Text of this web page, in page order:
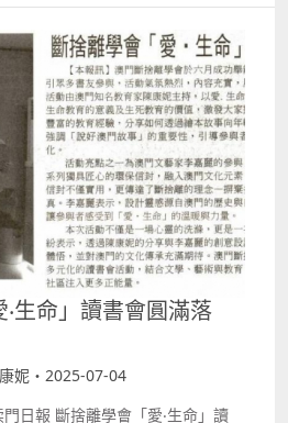
市裡，鷺環海天度假酒店像一顆
。它用最溫柔的方式告訴我們：
奔赴遠方，有時讓身心在熟悉的
晨光與浪聲裡，慢慢釀成詩就是
度假酒店 地址：澳門路環黑沙
2887 1111 了解更多
記得鎖定活動日程，搶先Mark
美食論壇 ldquo;東亞文化之都
一堂，一同探索飲食文化精髓，
獨特風味與故事。 活動交通安排
巴士服務到活動現場，三種路線
駕的朋友可以留意澳門漁人碼頭
關閘口岸 harr; 澳門漁人碼頭
（近澳門廣場） harr; 澳門漁人
假休閒企業（上葡京、永利皇
影滙、威尼斯人酒店及澳門銀
rarr; 澳門漁人碼頭澳門漁人
rarr; 六家綜合度假休閒企業
店、新濠影滙、美獅美高梅、
巴士服務時間日期：2025年7
一至五：1530至2230；週六及
各路線每30分鐘一班今個夏
，共同感受澳門國際美食嘉年華
彰顯其對健康生活的追求，攜手
功舉辦了一場別開生面的
活動，為賓客帶來了一場奢享
當日，天公作美，陽光傾灑在澳
泳池上，波光粼粼，寧靜而美
便踏入由巴賽隆納皇家品牌
造的 ldquo;純淨空氣泡泡艙
淨無污染的空氣中，身心得到深
壓力一掃而空，彷彿卸下了生活
開啟這場療愈之旅。Natura
在巴賽隆納創立以來，一直是
其產品將科學配方與奢華體驗
與明星名流喜愛，此次打造的
了一份高端與專業。 筆者體驗
Bisseacute; 打造的 ldquo;
。 隨後，在 ldquo;量思rdquo;
下，賓客們逐一登上浮床，體驗
生命」讀書會圓滿落
妮・2025-07-04